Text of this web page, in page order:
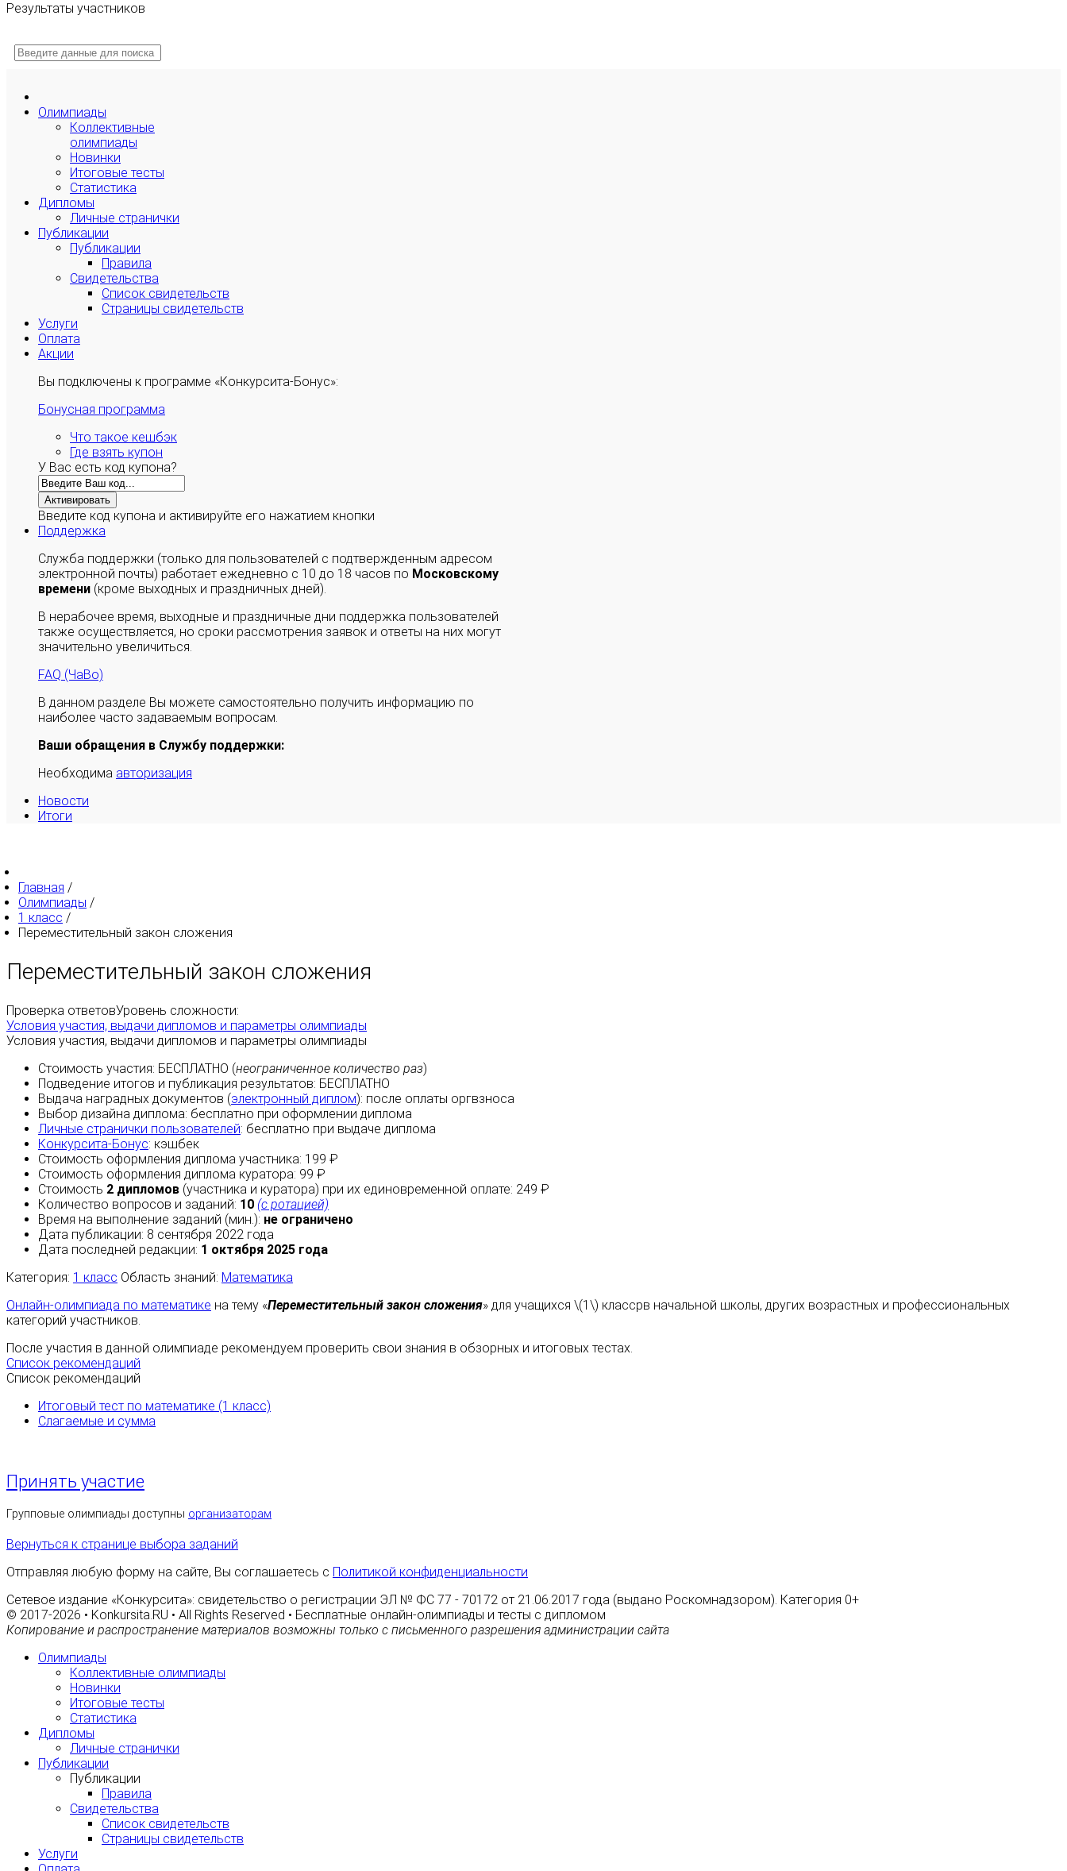
Результаты участников
Олимпиады
Коллективные
олимпиады
Новинки
Итоговые тесты
Статистика
Дипломы
Личные странички
Публикации
Публикации
Правила
Свидетельства
Список свидетельств
Страницы свидетельств
Услуги
Оплата
Акции
Вы подключены к программе «Конкурсита-Бонус»:
Бонусная программа
Что такое кешбэк
Где взять купон
У Вас есть код купона?
Активировать
Введите код купона и активируйте его нажатием кнопки
Поддержка
Служба поддержки (только для пользователей с подтвержденным адресом
электронной почты) работает ежедневно с 10 до 18 часов по Московскому
времени (кроме выходных и праздничных дней).
В нерабочее время, выходные и праздничные дни поддержка пользователей
также осуществляется, но сроки рассмотрения заявок и ответы на них могут
значительно увеличиться.
FAQ (ЧаВо)
В данном разделе Вы можете самостоятельно получить информацию по
наиболее часто задаваемым вопросам.
Ваши обращения в Службу поддержки:
Необходима авторизация
Новости
Итоги
Главная /
Олимпиады /
1 класс /
Переместительный закон сложения
Переместительный закон сложения
Проверка ответовУровень сложности:
Условия участия, выдачи дипломов и параметры олимпиады
Условия участия, выдачи дипломов и параметры олимпиады
Стоимость участия: БЕСПЛАТНО (неограниченное количество раз)
Подведение итогов и публикация результатов: БЕСПЛАТНО
Выдача наградных документов (электронный диплом): после оплаты оргвзноса
Выбор дизайна диплома: бесплатно при оформлении диплома
Личные странички пользователей: бесплатно при выдаче диплома
Конкурсита-Бонус: кэшбек
Стоимость оформления диплома участника: 199 ₽
Стоимость оформления диплома куратора: 99 ₽
Стоимость 2 дипломов (участника и куратора) при их единовременной оплате: 249 ₽
Количество вопросов и заданий: 10 (с ротацией)
Время на выполнение заданий (мин.): не ограничено
Дата публикации: 8 сентября 2022 года
Дата последней редакции: 1 октября 2025 года
Категория: 1 класс Область знаний: Математика
Онлайн-олимпиада по математике на тему «Переместительный закон сложения» для учащихся \(1\) классрв начальной школы, других возрастных и профессиональных
категорий участников.
После участия в данной олимпиаде рекомендуем проверить свои знания в обзорных и итоговых тестах.
Список рекомендаций
Список рекомендаций
Итоговый тест по математике (1 класс)
Слагаемые и сумма
Принять участие
Групповые олимпиады доступны организаторам
Вернуться к странице выбора заданий
Отправляя любую форму на сайте, Вы соглашаетесь с Политикой конфиденциальности
Сетевое издание «Конкурсита»: свидетельство о регистрации ЭЛ № ФС 77 - 70172 от 21.06.2017 года (выдано Роскомнадзором). Категория 0+
© 2017-2026 • Konkursita.RU • All Rights Reserved • Бесплатные онлайн-олимпиады и тесты с дипломом
Копирование и распространение материалов возможны только с письменного разрешения администрации сайта
Олимпиады
Коллективные олимпиады
Новинки
Итоговые тесты
Статистика
Дипломы
Личные странички
Публикации
Публикации
Правила
Свидетельства
Список свидетельств
Страницы свидетельств
Услуги